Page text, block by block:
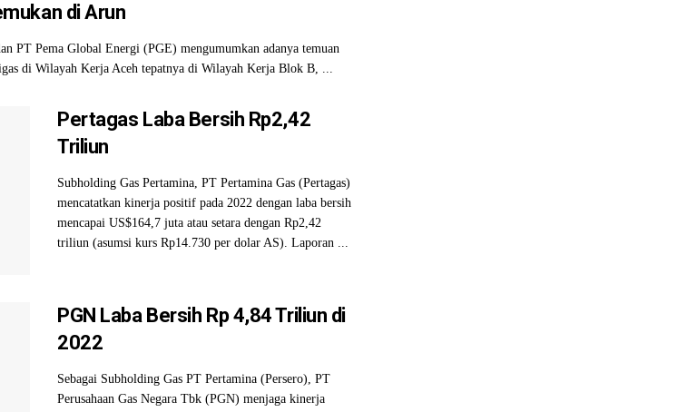
di Arun
PT Pema Global Energi (PGE) mengumumkan adanya temuan
di Wilayah Kerja Aceh tepatnya di Wilayah Kerja Blok B, ...
Pertagas Laba Bersih Rp2,42
Triliun
Subholding Gas Pertamina, PT Pertamina Gas (Pertagas)
mencatatkan kinerja positif pada 2022 dengan laba bersih
mencapai US$164,7 juta atau setara dengan Rp2,42
triliun (asumsi kurs Rp14.730 per dolar AS). Laporan ...
PGN Laba Bersih Rp 4,84 Triliun di
2022
Sebagai Subholding Gas PT Pertamina (Persero), PT
Perusahaan Gas Negara Tbk (PGN) menjaga kinerja